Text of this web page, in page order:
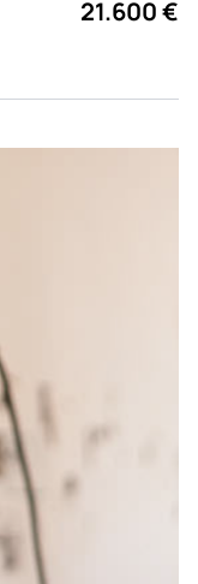
21.600 €